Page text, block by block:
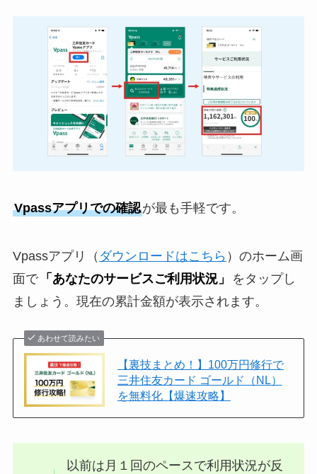
Vpassアプリでの確認が最も手軽です。
Vpassアプリ（ ダウンロードはこちら ）のホーム画
面で 「あなたのサービスご利用状況」
をタップし
ましょう。現在の累計金額が表示されます。
あわせて読みたい
【裏技まとめ！】100万円修行で
三井住友カード ゴールド（NL）
を無料化【爆速攻略】
以前は月１回のペースで利用状況が反